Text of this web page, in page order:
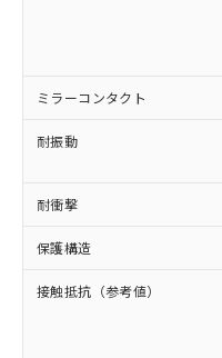
ミラーコンタクト
耐振動
耐衝撃
保護構造
接触抵抗（参考値）